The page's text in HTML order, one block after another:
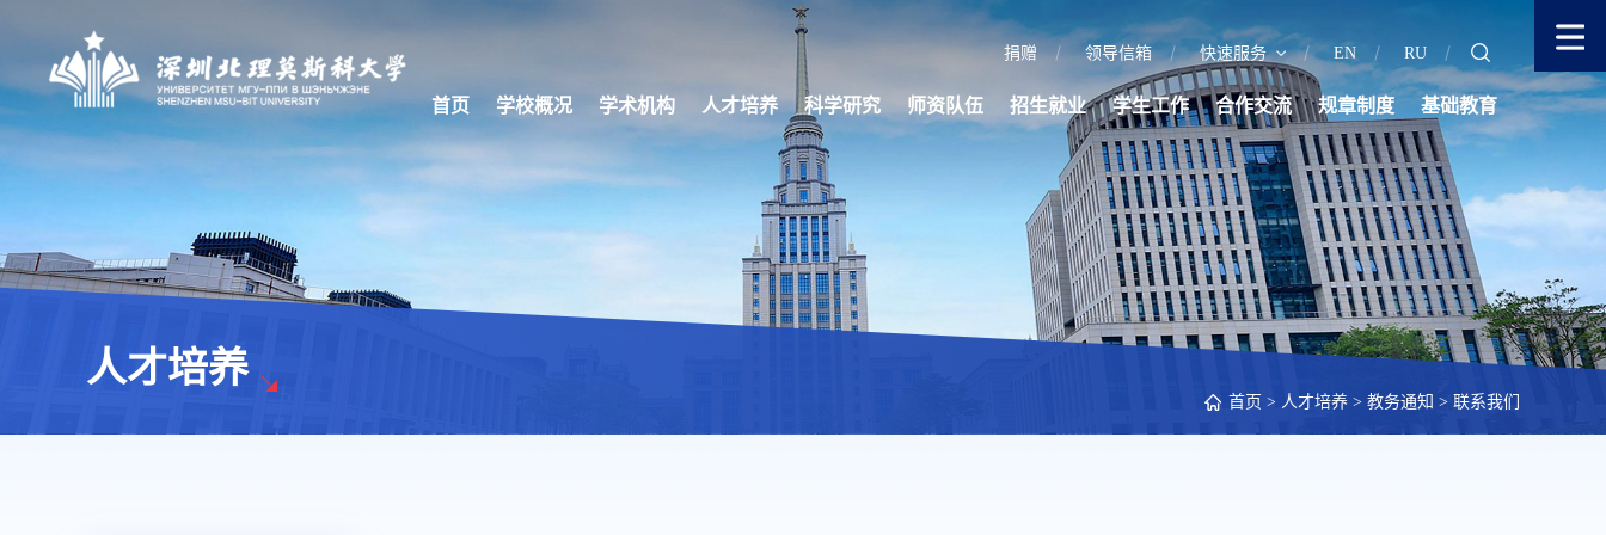
捐赠 领导信箱 快速服务 EN RU
首页 学校概况 学术机构 人才培养 科学研究 师资队伍 招生就业 学生工作 合作交流 规章制度 基础教育
人才培养
首页 > 人才培养 > 教务通知 > 联系我们